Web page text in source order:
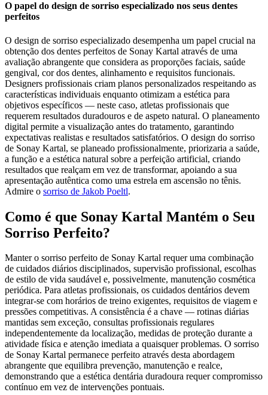
O papel do design de sorriso especializado nos seus dentes
perfeitos
O design de sorriso especializado desempenha um papel crucial na
obtenção dos dentes perfeitos de Sonay Kartal através de uma
avaliação abrangente que considera as proporções faciais, saúde
gengival, cor dos dentes, alinhamento e requisitos funcionais.
Designers profissionais criam planos personalizados respeitando as
características individuais enquanto otimizam a estética para
objetivos específicos — neste caso, atletas profissionais que
requerem resultados duradouros e de aspeto natural. O planeamento
digital permite a visualização antes do tratamento, garantindo
expectativas realistas e resultados satisfatórios. O design do sorriso
de Sonay Kartal, se planeado profissionalmente, priorizaria a saúde,
a função e a estética natural sobre a perfeição artificial, criando
resultados que realçam em vez de transformar, apoiando a sua
apresentação autêntica como uma estrela em ascensão no tênis.
Admire o sorriso de Jakob Poeltl.
Como é que Sonay Kartal Mantém o Seu
Sorriso Perfeito?
Manter o sorriso perfeito de Sonay Kartal requer uma combinação
de cuidados diários disciplinados, supervisão profissional, escolhas
de estilo de vida saudável e, possivelmente, manutenção cosmética
periódica. Para atletas profissionais, os cuidados dentários devem
integrar-se com horários de treino exigentes, requisitos de viagem e
pressões competitivas. A consistência é a chave — rotinas diárias
mantidas sem exceção, consultas profissionais regulares
independentemente da localização, medidas de proteção durante a
atividade física e atenção imediata a quaisquer problemas. O sorriso
de Sonay Kartal permanece perfeito através desta abordagem
abrangente que equilibra prevenção, manutenção e realce,
demonstrando que a estética dentária duradoura requer compromisso
contínuo em vez de intervenções pontuais.